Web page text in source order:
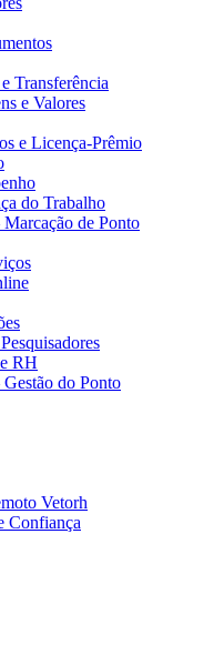
Transferência
e Valores
e Licença-Prêmio
do Trabalho
de Ponto
RH
do Ponto
Vetorh
Confiança